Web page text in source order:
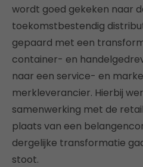
wordt goed gekeken naar
toekomstbestendig
gepaard met een
container- en
naar een service- en
merkleverancier. Hierbij
samenwerking met de
plaats van een
dergelijke transformatie
stoot.